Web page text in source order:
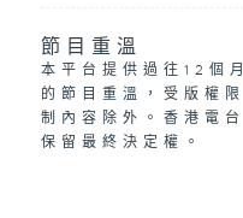
節目重溫
本平台提供過往12個月
的節目重溫，受版權限
制內容除外。香港電台
保留最終決定權。